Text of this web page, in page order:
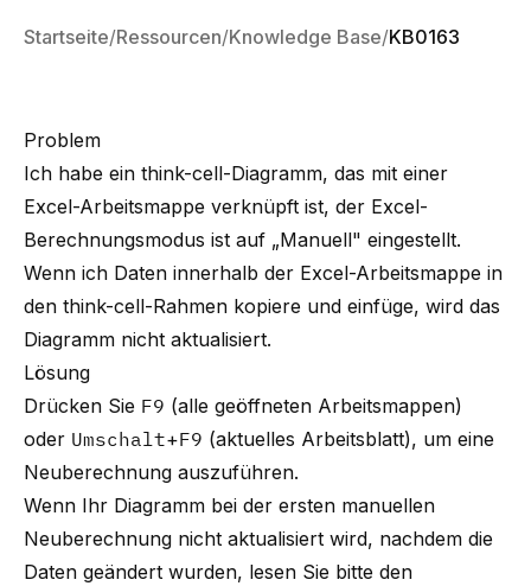
Startseite Ressourcen Knowledge Base KB0163
Problem
Ich habe ein think-cell-Diagramm, das mit einer
Excel-Arbeitsmappe verknüpft ist, der Excel-
Berechnungsmodus ist auf „Manuell" eingestellt.
Wenn ich Daten innerhalb der Excel-Arbeitsmappe in
den think-cell-Rahmen kopiere und einfüge, wird das
Diagramm nicht aktualisiert.
Lösung
Drücken Sie F9 (alle geöffneten Arbeitsmappen)
oder Umschalt+F9 (aktuelles Arbeitsblatt), um eine
Neuberechnung auszuführen.
Wenn Ihr Diagramm bei der ersten manuellen
Neuberechnung nicht aktualisiert wird, nachdem die
Daten geändert wurden, lesen Sie bitte den